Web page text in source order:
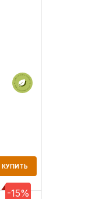
КУПИТЬ
-15%